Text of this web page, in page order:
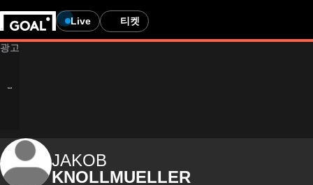
Live 티켓
JAKOB
KNOLLMUELLER